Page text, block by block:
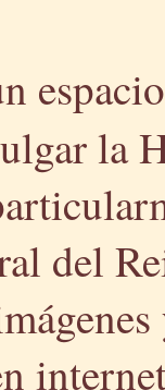
la
del